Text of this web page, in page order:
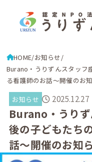
HOME お知らせ
Burano・うりずんスタッフ
る看護師のお話～開催のお
お知らせ 2025.12.27
Burano・うり
後の子どもたち
話～開催のお知